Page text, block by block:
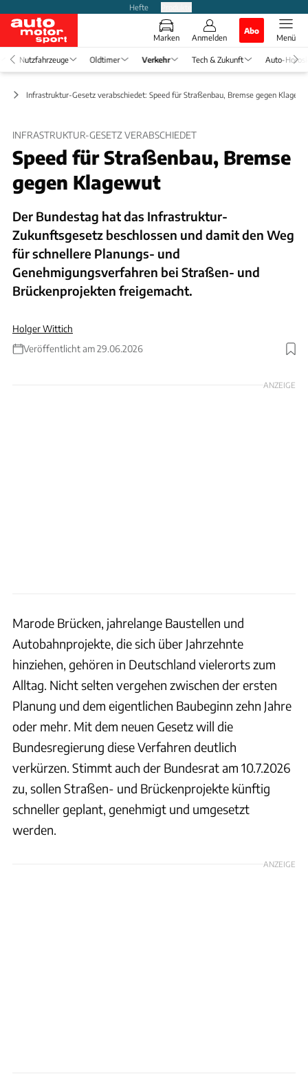
Hefte
Marken Anmelden
Abo
Menü
Nutzfahrzeuge Oldtimer Verkehr Tech & Zukunft Auto-
Infrastruktur-Gesetz verabschiedet: Speed für Straßenbau, Bremse gegen
INFRASTRUKTUR-GESETZ VERABSCHIEDET
Speed für Straßenbau, Bremse
gegen Klagewut
Der Bundestag hat das Infrastruktur-
Zukunftsgesetz beschlossen und damit den Weg
für schnellere Planungs- und
Genehmigungsverfahren bei Straßen- und
Brückenprojekten freigemacht.
Holger Wittich
Veröffentlicht am 29.06.2026
Foto: BERND LAUTER via Getty Images
ANZEIGE
Marode Brücken, jahrelange Baustellen und
Autobahnprojekte, die sich über Jahrzehnte
hinziehen, gehören in Deutschland vielerorts zum
Alltag. Nicht selten vergehen zwischen der ersten
Planung und dem eigentlichen Baubeginn zehn Jahre
oder mehr. Mit dem neuen Gesetz will die
Bundesregierung diese Verfahren deutlich
verkürzen. Stimmt auch der Bundesrat am 10.7.2026
zu, sollen Straßen- und Brückenprojekte künftig
schneller geplant, genehmigt und umgesetzt
werden.
ANZEIGE